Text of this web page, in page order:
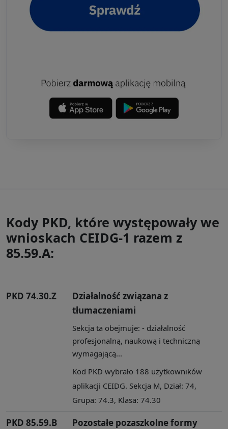
Kody PKD, które występowały we
wnioskach CEIDG-1 razem z
85.59.A:
PKD 74.30.Z
Działalność związana z
tłumaczeniami
Sekcja ta obejmuje: - działalność
profesjonalną, naukową i techniczną
wymagającą...
Kod PKD wybrało 188 użytkowników
aplikacji CEIDG. Sekcja M, Dział: 74,
Grupa: 74.3, Klasa: 74.30
PKD 85.59.B
Pozostałe pozaszkolne formy